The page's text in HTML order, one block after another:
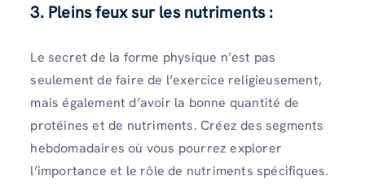
3. Pleins feux sur les nutriments :
Le secret de la forme physique n’est pas
seulement de faire de l’exercice religieusement,
mais également d’avoir la bonne quantité de
protéines et de nutriments. Créez des segments
hebdomadaires où vous pourrez explorer
l’importance et le rôle de nutriments spécifiques.